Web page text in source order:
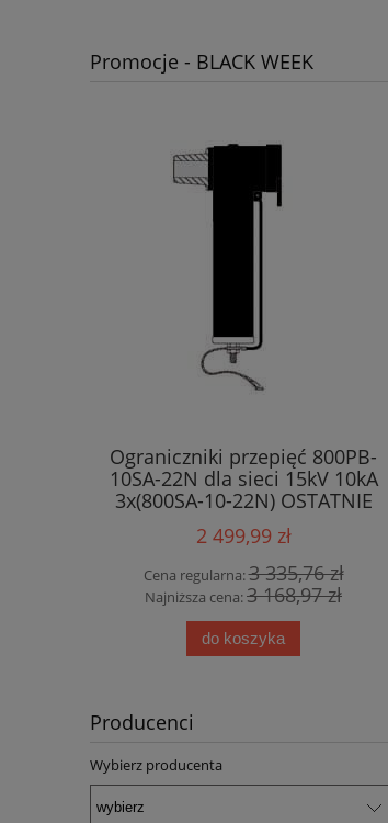
Promocje - BLACK WEEK
Ograniczniki przepięć 800PB-
10SA-22N dla sieci 15kV 10kA
3x(800SA-10-22N) OSTATNIE
SZTUKI !!!
2 499,99 zł
Cena regularna:3 335,76 zł
Najniższa cena:3 168,97 zł
do koszyka
Producenci
Wybierz producenta